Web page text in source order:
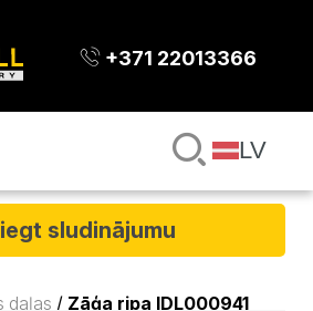
+371 22013366
LV
sludinājumu
daļas / Zāģa ripa IDL000941